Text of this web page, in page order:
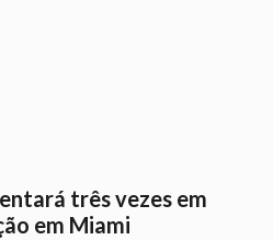
três vezes em
em Miami